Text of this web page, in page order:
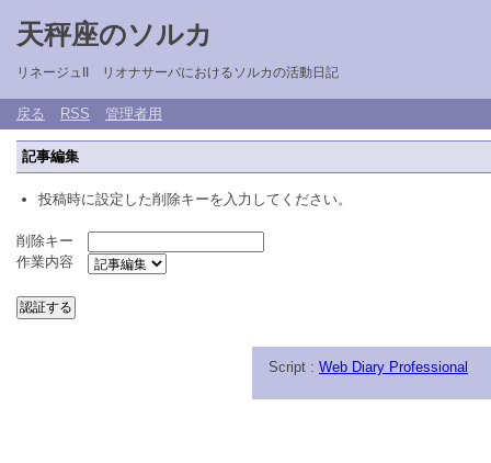
天秤座のソルカ
リネージュII リオナサーバにおけるソルカの活動日記
戻る RSS 管理者用
記事編集
投稿時に設定した削除キーを入力してください。
削除キー
作業内容
Script : Web Diary Professional